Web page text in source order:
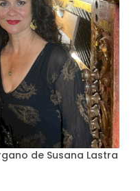
de Susana Lastra